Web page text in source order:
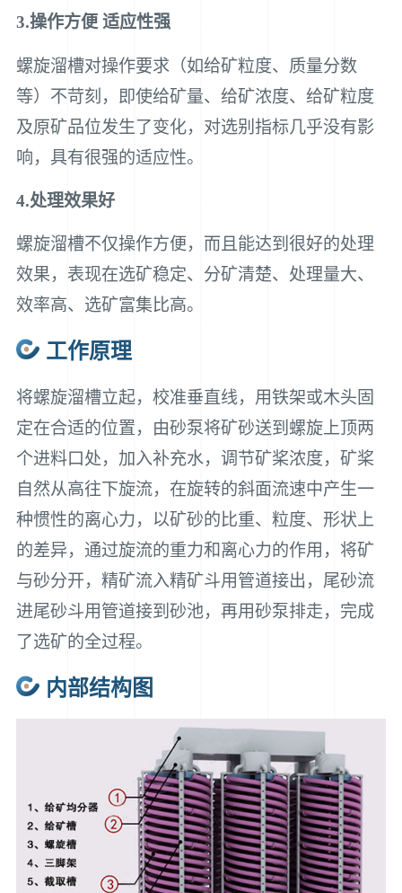
3.操作方便 适应性强
螺旋溜槽对操作要求（如给矿粒度、质量分数
等）不苛刻，即使给矿量、给矿浓度、给矿粒度
及原矿品位发生了变化，对选别指标几乎没有影
响，具有很强的适应性。
4.处理效果好
螺旋溜槽不仅操作方便，而且能达到很好的处理
效果，表现在选矿稳定、分矿清楚、处理量大、
效率高、选矿富集比高。
工作原理
将螺旋溜槽立起，校准垂直线，用铁架或木头固
定在合适的位置，由砂泵将矿砂送到螺旋上顶两
个进料口处，加入补充水，调节矿桨浓度，矿桨
自然从高往下旋流，在旋转的斜面流速中产生一
种惯性的离心力，以矿砂的比重、粒度、形状上
的差异，通过旋流的重力和离心力的作用，将矿
与砂分开，精矿流入精矿斗用管道接出，尾砂流
进尾砂斗用管道接到砂池，再用砂泵排走，完成
了选矿的全过程。
内部结构图